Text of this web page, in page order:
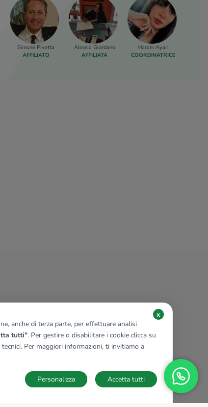
Simone Pivetta
AFFILIATO
Alessia Giordano
AFFILIATA
Maram Ayari
COORDINATRICE
anche di terza parte, per effettuare analisi
tutti". Per gestire o disabilitare i cookie clicca su
Per maggiori informazioni, ti invitiamo a
x
Accetta tutti
Personalizza